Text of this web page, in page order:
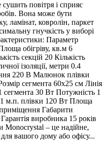
повітря і сприяє
Вона може бути
ламінат, ковролін, паркет
гнучкість у виборі
Параметр
обігріву, кв.м 6
секцій 20 Кількість
ізоляції, метри 0.4
220 В Малюнок плівки
сегмента 60х25 см Лінія
сегмента 30 Вт Потужність 1
м.п. плівки 120 Вт Площа
Габарити
виробника 15 років
Monocrystal – це надійне,
вашого дому або офісу...